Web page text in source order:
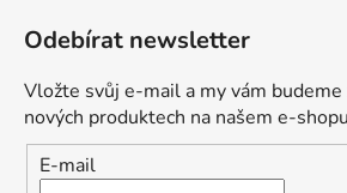
Odebírat newsletter
Vložte svůj e-mail a my vám
nových produktech na našem e-
E-mail